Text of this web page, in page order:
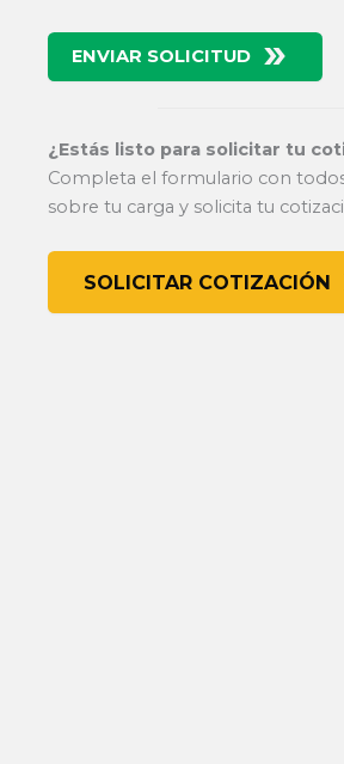
ENVIAR SOLICITUD
¿Estás listo para solicitar tu
Completa el formulario con
sobre tu carga y solicita tu
SOLICITAR COTIZACIÓN